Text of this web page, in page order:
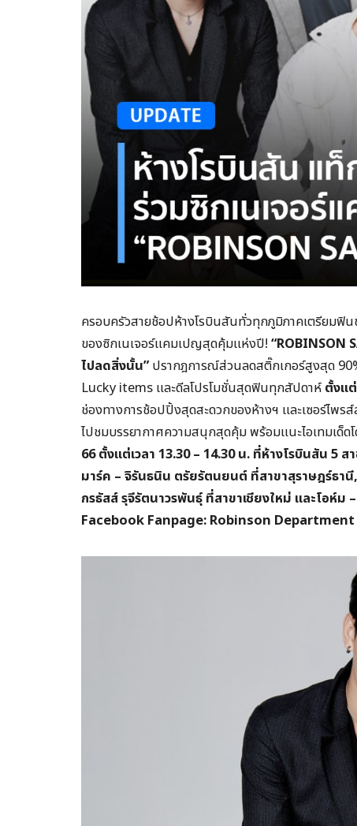
ครอบครัวสายช้อปห้างโรบินสันทั่วทุกภูมิภาคเตรียมฟิ
ของซิกเนเจอร์แคมเปญสุดคุ้มแห่งปี! “ROBINSON
ไปลดสิ่งนั้น” ปรากฎการณ์ส่วนลดสติ๊กเกอร์สูงสุด
Lucky items และดีลโปรโมชั่นสุดฟินทุกสัปดาห์ ตั้งแ
ช่องทางการช้อปปิ้งสุดสะดวกของห้างฯ และเซอร์ไพ
ไปชมบรรยากาศความสนุกสุดคุ้ม พร้อมแนะไอเทมเด็
66 ตั้งแต่เวลา 13.30 – 14.30 น. ที่ห้างโรบินสัน 5 ส
มาร์ค – จิรันธนิน ตรัยรัตนยนต์ ที่สาขาสุราษฎร์ธ
กรธัสส์ รุจีรัตนาวรพันธุ์ ที่สาขาเชียงใหม่ และโอห์ม
Facebook Fanpage: Robinson